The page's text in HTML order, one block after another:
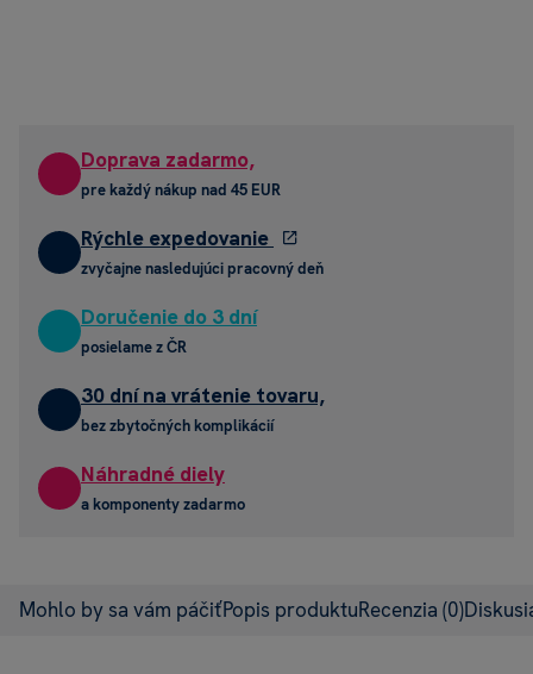
Doprava zadarmo,
pre každý nákup nad 45 EUR
Rýchle expedovanie
zvyčajne nasledujúci pracovný deň
Doručenie do 3 dní
posielame z ČR
30 dní na vrátenie tovaru,
bez zbytočných komplikácií
Náhradné diely
a komponenty zadarmo
Mohlo by sa vám páčiťPopis produktuRecenzia (0)